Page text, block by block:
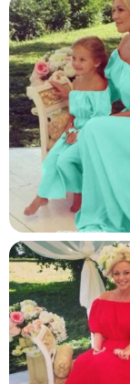
и по лични мерки